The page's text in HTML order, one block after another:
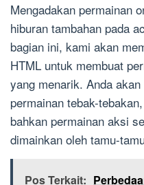
Mengadakan permainan
hiburan tambahan pada
bagian ini, kami akan
HTML untuk membuat
yang menarik. Anda
permainan tebak-
bahkan permainan aksi
dimainkan oleh tamu-
Pos Terkait: